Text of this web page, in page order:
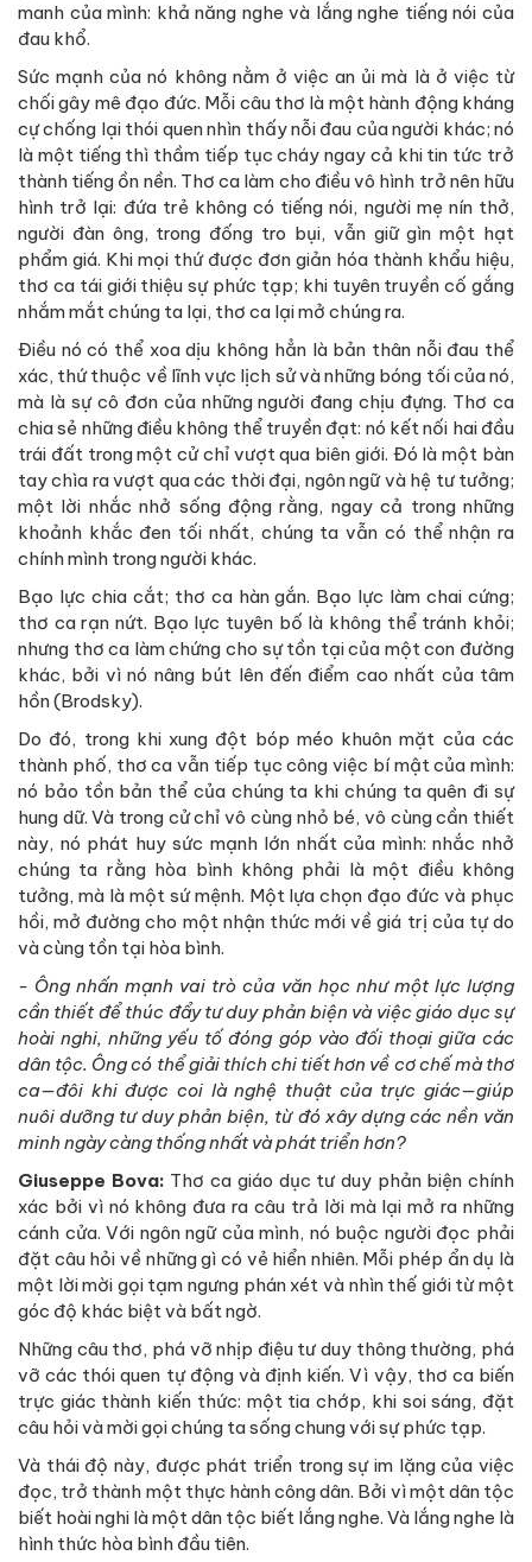
manh của mình: khả năng nghe và lắng nghe tiếng nói của
đau khổ.
Sức mạnh của nó không nằm ở việc an ủi mà là ở việc từ
chối gây mê đạo đức. Mỗi câu thơ là một hành động kháng
cự chống lại thói quen nhìn thấy nỗi đau của người khác; nó
là một tiếng thì thầm tiếp tục cháy ngay cả khi tin tức trở
thành tiếng ồn nền. Thơ ca làm cho điều vô hình trở nên hữu
hình trở lại: đứa trẻ không có tiếng nói, người mẹ nín thở,
người đàn ông, trong đống tro bụi, vẫn giữ gìn một hạt
phẩm giá. Khi mọi thứ được đơn giản hóa thành khẩu hiệu,
thơ ca tái giới thiệu sự phức tạp; khi tuyên truyền cố gắng
nhắm mắt chúng ta lại, thơ ca lại mở chúng ra.
Điều nó có thể xoa dịu không hẳn là bản thân nỗi đau thể
xác, thứ thuộc về lĩnh vực lịch sử và những bóng tối của nó,
mà là sự cô đơn của những người đang chịu đựng. Thơ ca
chia sẻ những điều không thể truyền đạt: nó kết nối hai đầu
trái đất trong một cử chỉ vượt qua biên giới. Đó là một bàn
tay chìa ra vượt qua các thời đại, ngôn ngữ và hệ tư tưởng;
một lời nhắc nhở sống động rằng, ngay cả trong những
khoảnh khắc đen tối nhất, chúng ta vẫn có thể nhận ra
chính mình trong người khác.
Bạo lực chia cắt; thơ ca hàn gắn. Bạo lực làm chai cứng;
thơ ca rạn nứt. Bạo lực tuyên bố là không thể tránh khỏi;
nhưng thơ ca làm chứng cho sự tồn tại của một con đường
khác, bởi vì nó nâng bút lên đến điểm cao nhất của tâm
hồn (Brodsky).
Do đó, trong khi xung đột bóp méo khuôn mặt của các
thành phố, thơ ca vẫn tiếp tục công việc bí mật của mình:
nó bảo tồn bản thể của chúng ta khi chúng ta quên đi sự
hung dữ. Và trong cử chỉ vô cùng nhỏ bé, vô cùng cần thiết
này, nó phát huy sức mạnh lớn nhất của mình: nhắc nhở
chúng ta rằng hòa bình không phải là một điều không
tưởng, mà là một sứ mệnh. Một lựa chọn đạo đức và phục
hồi, mở đường cho một nhận thức mới về giá trị của tự do
và cùng tồn tại hòa bình.
- Ông nhấn mạnh vai trò của văn học như một lực lượng
cần thiết để thúc đẩy tư duy phản biện và việc giáo dục sự
hoài nghi, những yếu tố đóng góp vào đối thoại giữa các
dân tộc. Ông có thể giải thích chi tiết hơn về cơ chế mà thơ
ca—đôi khi được coi là nghệ thuật của trực giác—giúp
nuôi dưỡng tư duy phản biện, từ đó xây dựng các nền văn
minh ngày càng thống nhất và phát triển hơn?
Giuseppe Bova: Thơ ca giáo dục tư duy phản biện chính
xác bởi vì nó không đưa ra câu trả lời mà lại mở ra những
cánh cửa. Với ngôn ngữ của mình, nó buộc người đọc phải
đặt câu hỏi về những gì có vẻ hiển nhiên. Mỗi phép ẩn dụ là
một lời mời gọi tạm ngưng phán xét và nhìn thế giới từ một
góc độ khác biệt và bất ngờ.
Những câu thơ, phá vỡ nhịp điệu tư duy thông thường, phá
vỡ các thói quen tự động và định kiến. Vì vậy, thơ ca biến
trực giác thành kiến thức: một tia chớp, khi soi sáng, đặt
câu hỏi và mời gọi chúng ta sống chung với sự phức tạp.
Và thái độ này, được phát triển trong sự im lặng của việc
đọc, trở thành một thực hành công dân. Bởi vì một dân tộc
biết hoài nghi là một dân tộc biết lắng nghe. Và lắng nghe là
hình thức hòa bình đầu tiên.